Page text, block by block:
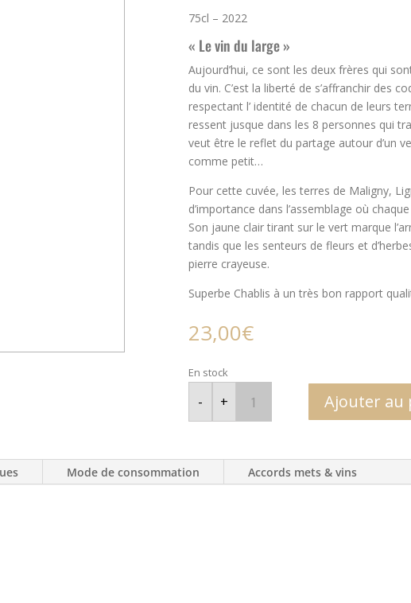
75cl – 2022
« Le vin du large »
Aujourd’hui, ce sont les deux frères qui
du vin. C’est la liberté de s’affranchir des
respectant l’ identité de chacun de leurs
ressent jusque dans les 8 personnes qui
veut être le reflet du partage autour d’un
comme petit…
Pour cette cuvée, les terres de Maligny,
d’importance dans l’assemblage où
Son jaune clair tirant sur le vert marque
tandis que les senteurs de fleurs et
pierre crayeuse.
Superbe Chablis à un très bon rapport
23,00€
En stock
-
quantité
Chablis
Garnier
2022
+ Ajouter au
Mode de consommation Accords mets & vins